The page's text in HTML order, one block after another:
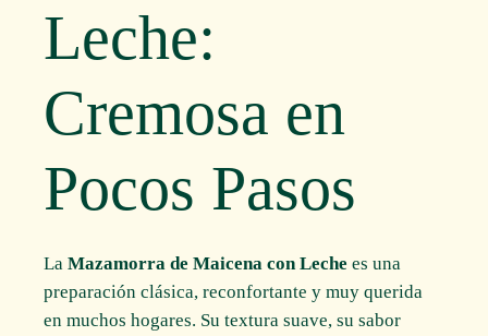
Leche:
Cremosa en
Pocos Pasos
LaMazamorra de Maicena con Leche es una
preparación clásica, reconfortante y muy querida
en muchos hogares. Su textura suave, su sabor